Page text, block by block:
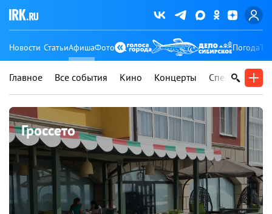
Новости СтатьиАфишаФото Погода
Главное Все события Кино Концерты Спектакли
Гроссето